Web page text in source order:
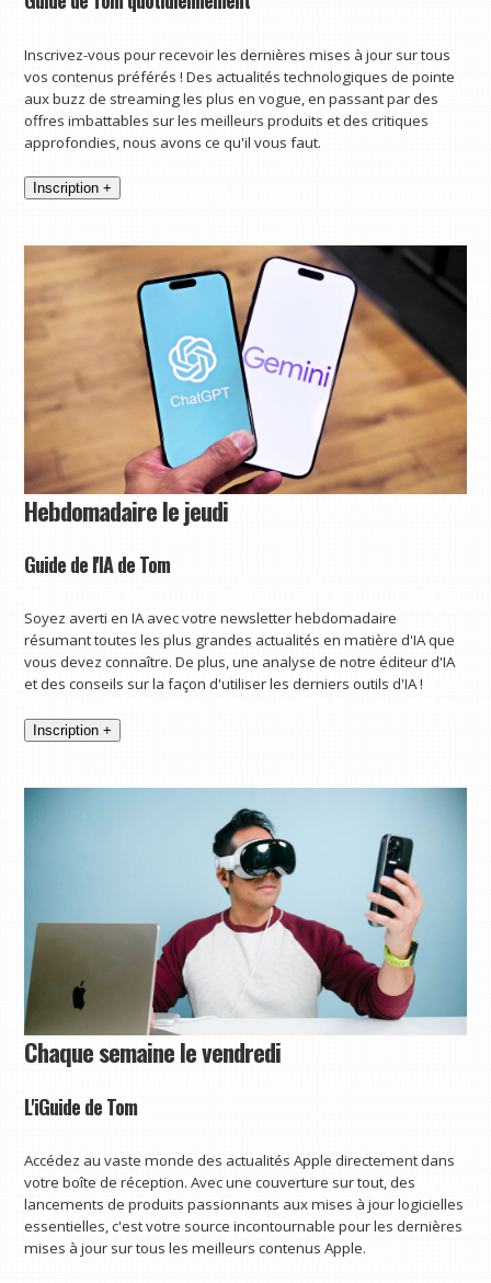
Inscrivez-vous pour recevoir les dernières mises à jour sur tous
vos contenus préférés ! Des actualités technologiques de pointe
aux buzz de streaming les plus en vogue, en passant par des
offres imbattables sur les meilleurs produits et des critiques
approfondies, nous avons ce qu'il vous faut.
Inscription +
Hebdomadaire le jeudi
Guide de l'IA de Tom
Soyez averti en IA avec votre newsletter hebdomadaire
résumant toutes les plus grandes actualités en matière d'IA que
vous devez connaître. De plus, une analyse de notre éditeur d'IA
et des conseils sur la façon d'utiliser les derniers outils d'IA !
Inscription +
Chaque semaine le vendredi
L'iGuide de Tom
Accédez au vaste monde des actualités Apple directement dans
votre boîte de réception. Avec une couverture sur tout, des
lancements de produits passionnants aux mises à jour logicielles
essentielles, c'est votre source incontournable pour les dernières
mises à jour sur tous les meilleurs contenus Apple.